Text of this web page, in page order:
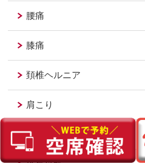
腰痛
膝痛
頚椎ヘルニア
肩こり
四十肩、五十肩